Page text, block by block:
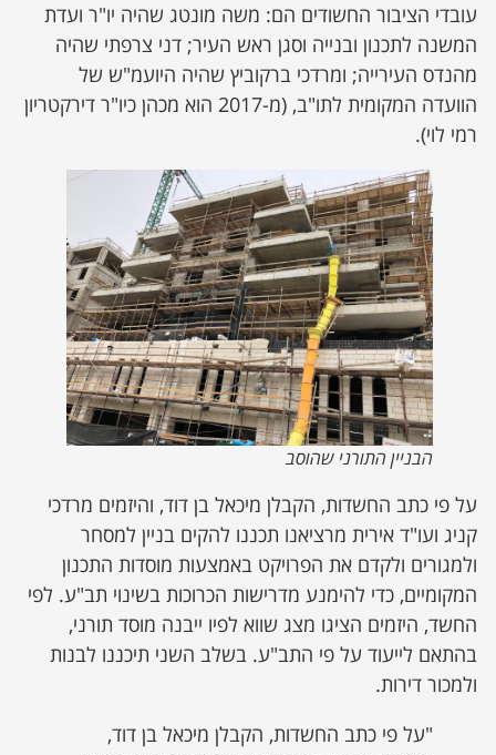
עובדי הציבור החשודים הם: משה מונטג שהיה יו"ר ועדת
המשנה לתכנון ובנייה וסגן ראש העיר; דני צרפתי שהיה
מהנדס העירייה; ומרדכי ברקוביץ שהיה היועמ"ש של
הוועדה המקומית לתו"ב, (מ-2017 הוא מכהן כיו"ר דירקטריון
רמי לוי).
הבניין התורני שהוסב
על פי כתב החשדות, הקבלן מיכאל בן דוד, והיזמים מרדכי
קניג ועו"ד אירית מרציאנו תכננו להקים בניין למסחר
ולמגורים ולקדם את הפרויקט באמצעות מוסדות התכנון
המקומיים, כדי להימנע מדרישות הכרוכות בשינוי תב"ע. לפי
החשד, היזמים הציגו מצג שווא לפיו ייבנה מוסד תורני,
בהתאם לייעוד על פי התב"ע. בשלב השני תיכננו לבנות
ולמכור דירות.
"על פי כתב החשדות, הקבלן מיכאל בן דוד,